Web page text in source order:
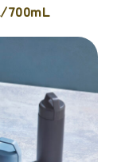
700mL